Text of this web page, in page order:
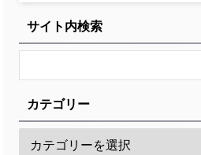
サイト内検索
カテゴリー